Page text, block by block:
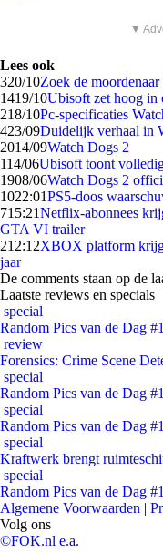
▼
Lees ook
320/10Zoek de
1419/10Ubisoft zet hoog in
218/10Pc-specificaties
423/09Duidelijk verhaal in
2014/09Watch Dogs 2
114/06Ubisoft toont
1908/06Watch Dogs 2
1022:01PS5-doos
715:21Netflix-abonnees
GTA VI trailer
212:12XBOX platform
jaar
De comments staan op de
Laatste reviews en specials
special
Random Pics van de Dag
review
Forensics: Crime Scene
special
Random Pics van de Dag
special
Random Pics van de Dag
special
Kraftwerk brengt
special
Random Pics van de Dag
Algemene Voorwaarden |
Volg ons
©FOK.nl e.a.